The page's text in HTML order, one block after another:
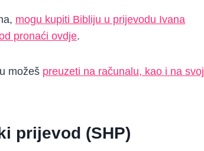
mogu kupiti Bibliju u prijevodu Ivana
pronaći ovdje.
možeš preuzeti na računalu, kao i na svoj
prijevod (SHP)